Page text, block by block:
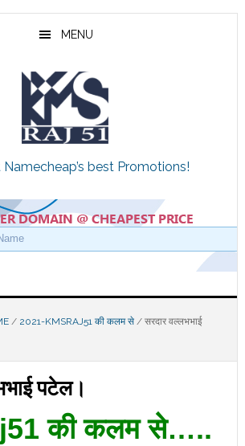
MENU
best Promotions!
/ 2021-KMSRAJ51 की कलम से /सरदार वल्लभभाई
पटेल।
की कलम से…..